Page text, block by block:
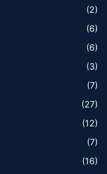
(2)
(6)
(6)
(3)
(7)
(27)
(12)
(7)
(16)